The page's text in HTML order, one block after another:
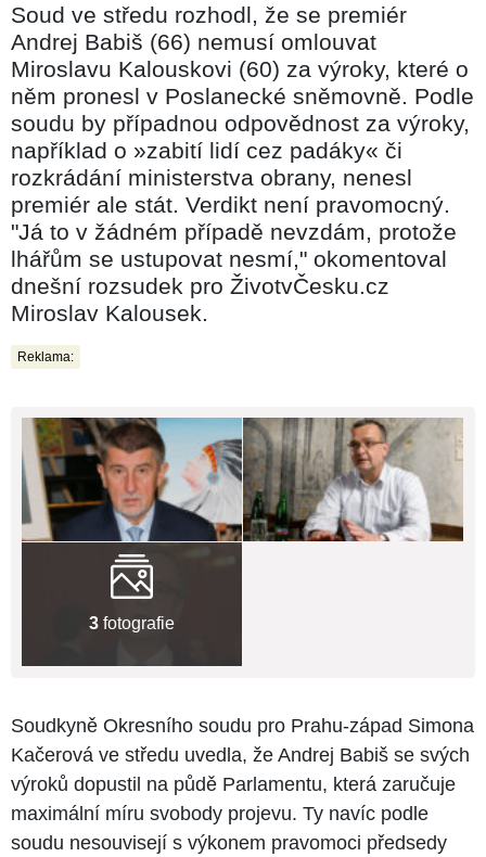
Soud ve středu rozhodl, že se premiér
Andrej Babiš (66) nemusí omlouvat
Miroslavu Kalouskovi (60) za výroky, které o
něm pronesl v Poslanecké sněmovně. Podle
soudu by případnou odpovědnost za výroky,
například o »zabití lidí cez padáky« či
rozkrádání ministerstva obrany, nenesl
premiér ale stát. Verdikt není pravomocný.
"Já to v žádném případě nevzdám, protože
lhářům se ustupovat nesmí," okomentoval
dnešní rozsudek pro ŽivotvČesku.cz
Miroslav Kalousek.
Reklama:
3 fotografie
Soudkyně Okresního soudu pro Prahu-západ Simona
Kačerová ve středu uvedla, že Andrej Babiš se svých
výroků dopustil na půdě Parlamentu, která zaručuje
maximální míru svobody projevu. Ty navíc podle
soudu nesouvisejí s výkonem pravomoci předsedy